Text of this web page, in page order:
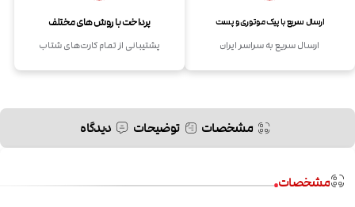
ارسال سریع با پیک موتوری و پست
ارسال سریع به سراسر ایران
پرداخت با روش های مختلف
پشتیبانی از تمام کارت‌های شتاب
مشخصات توضیحات دیدگاه
مشخصات